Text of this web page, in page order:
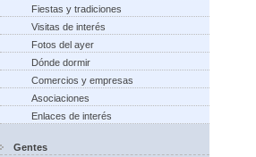
Fiestas y tradiciones
Visitas de interés
Fotos del ayer
Dónde dormir
Comercios y empresas
Asociaciones
Enlaces de interés
Gentes